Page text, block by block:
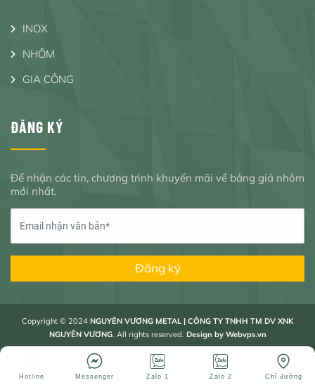
INOX
NHÔM
GIA CÔNG
ĐĂNG KÝ
Để nhận các tin, chương trình khuyến mãi về bảng giá nhôm
mới nhất.
Đăng ký
Copyright © 2024 NGUYÊN VƯƠNG METAL | CÔNG TY TNHH TM DV XNK
NGUYÊN VƯƠNG. All rights reserved. Design by Webvps.vn
Hotline Messenger Zalo 1 Zalo 2 Chỉ đường